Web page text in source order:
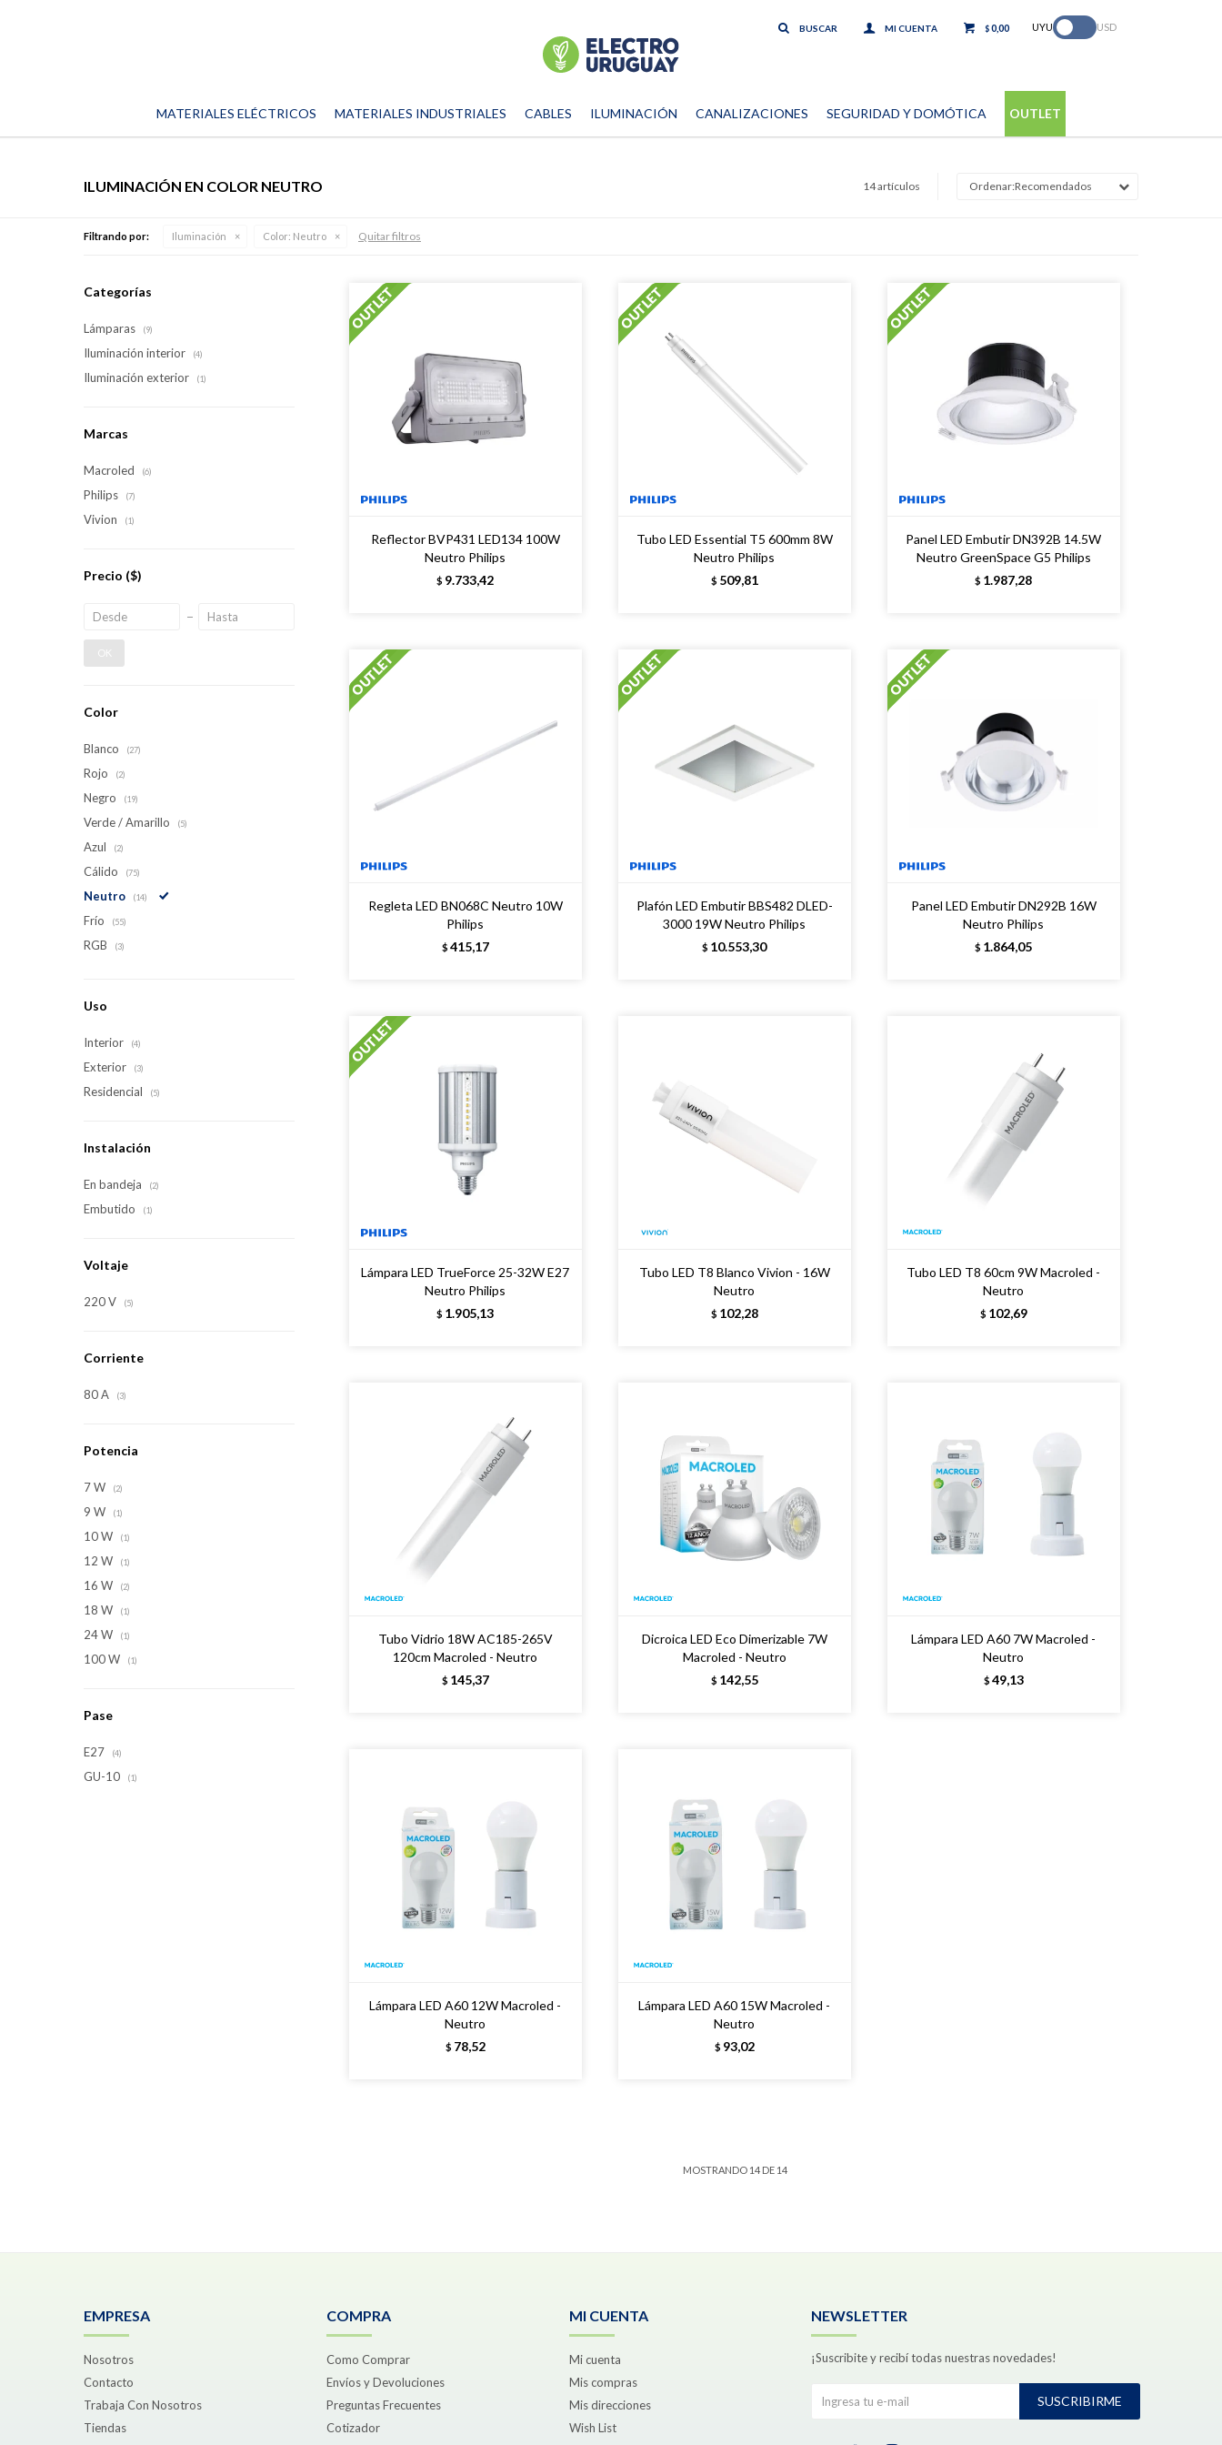
MATERIALES ELÉCTRICOS MATERIALES INDUSTRIALES CABLES ILUMINACIÓN CANALIZACIONES SEGURIDAD Y DOMÓTICA OUTLET
$0,00 UYU USD
14 artículos Recomendados
ILUMINACIÓN EN COLOR NEUTRO
Filtrando por: Iluminación Color: Neutro Quitar filtros
Reflector BVP431 LED134 100W
Neutro Philips
$ 9.733,42
Tubo LED Essential T5 600mm 8W
Neutro Philips
$ 509,81
Panel LED Embutir DN392B 14.5W
Neutro GreenSpace G5 Philips
$ 1.987,28
Regleta LED BN068C Neutro 10W
Philips
$ 415,17
Plafón LED Embutir BBS482 DLED-
3000 19W Neutro Philips
$ 10.553,30
Panel LED Embutir DN292B 16W
Neutro Philips
$ 1.864,05
Lámpara LED TrueForce 25-32W E27
Neutro Philips
$ 1.905,13
Tubo LED T8 Blanco Vivion - 16W
Neutro
$ 102,28
Tubo LED T8 60cm 9W Macroled -
Neutro
$ 102,69
Tubo Vidrio 18W AC185-265V
120cm Macroled - Neutro
$ 145,37
Dicroica LED Eco Dimerizable 7W
Macroled - Neutro
$ 142,55
Lámpara LED A60 7W Macroled -
Neutro
$ 49,13
Lámpara LED A60 12W Macroled -
Neutro
$ 78,52
Lámpara LED A60 15W Macroled -
Neutro
$ 93,02
MOSTRANDO 14DE 14
Categorías
Lámparas (9)
Iluminación interior (4)
Iluminación exterior (1)
Marcas
Macroled (6)
Philips (7)
Vivion (1)
Precio ($)
OK
Color
Blanco (27)
Rojo (2)
Negro (19)
Verde / Amarillo (5)
Azul (2)
Cálido (75)
Neutro (14)
Frío (55)
RGB (3)
Uso
Interior (4)
Exterior (3)
Residencial (5)
Instalación
En bandeja (2)
Embutido (1)
Voltaje
220 V (5)
Corriente
80 A (3)
Potencia
7 W (2)
9 W (1)
10 W (1)
12 W (1)
16 W (2)
18 W (1)
24 W (1)
100 W (1)
Pase
E27 (4)
GU-10 (1)
EMPRESA
Nosotros
Contacto
Trabaja Con Nosotros
Tiendas
COMPRA
Como Comprar
Envíos y Devoluciones
Preguntas Frecuentes
Cotizador
MI CUENTA
Mi cuenta
Mis compras
Mis direcciones
Wish List
NEWSLETTER
¡Suscribite y recibí todas nuestras novedades!
SUSCRIBIRME